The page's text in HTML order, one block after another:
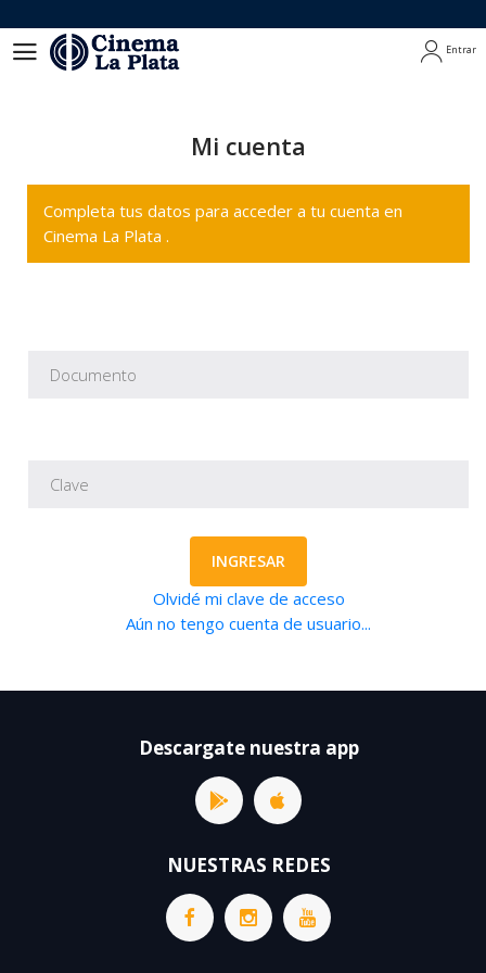
Entrar
Mi cuenta
Completa tus datos para acceder a tu cuenta en
Cinema La Plata .
INGRESAR
Olvidé mi clave de acceso
Aún no tengo cuenta de usuario...
Descargate nuestra app
NUESTRAS REDES